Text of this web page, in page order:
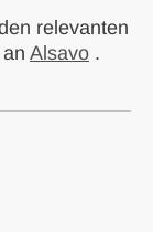
relevanten
Alsavo .